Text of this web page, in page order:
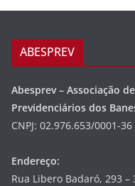
ABESPREV
Abesprev – Associação
Previdenciários dos
CNPJ: 02.976.653/0001-36
Endereço:
Rua Libero Badaró, 293 –